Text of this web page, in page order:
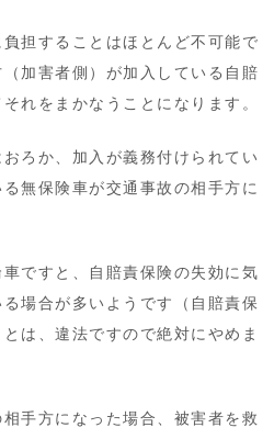
担することはほとんど不可能で
加害者側）が加入している自賠
れをまかなうことになります。
ろか、加入が義務付けられてい
無保険車が交通事故の相手方に
ですと、自賠責保険の失効に気
場合が多いようです（自賠責保
は、違法ですので絶対にやめま
手方になった場合、被害者を救